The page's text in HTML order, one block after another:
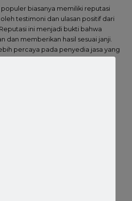
biasanya memiliki reputasi
testimoni dan ulasan positif dari
ini menjadi bukti bahwa
dan memberikan hasil sesuai janji.
percaya pada penyedia jasa yang
jasa yang populer sering
yang lengkap. Ini bisa mencakup
Induk Berusaha), hingga
satu pintu ini sangat memudahkan
lagi mencari vendor lain untuk
adalah alasan utama
PT yang sering
pilihan utama. Mereka
dan bebas repot bagi para
pusing dengan proses birokrasi